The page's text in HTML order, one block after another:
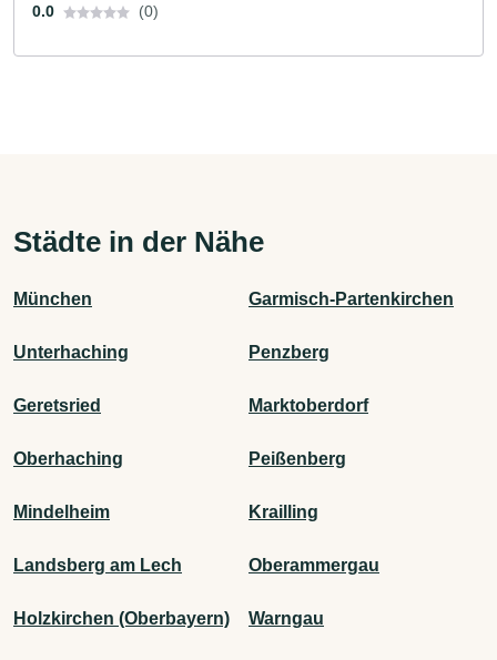
0.0 (0)
Städte in der Nähe
München Garmisch-Partenkirchen
Unterhaching Penzberg
Geretsried Marktoberdorf
Oberhaching Peißenberg
Mindelheim Krailling
Landsberg am Lech Oberammergau
Holzkirchen (Oberbayern) Warngau